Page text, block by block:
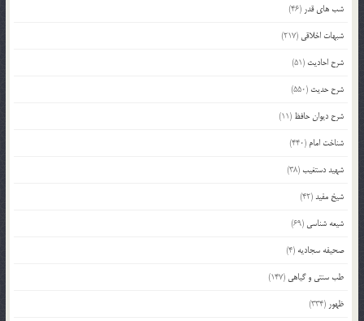
شب های قدر (46)
شبهات اخلاقی (217)
شرح احادیث (51)
شرح حدیث (550)
شرح دیوان حافظ (11)
شناخت امام (440)
شهید دستغیب(38)
شیخ مفید(42)
شیعه شناسی (69)
صحیفه سجادیه (4)
طب سنتی و گیاهی (147)
ظهور (334)